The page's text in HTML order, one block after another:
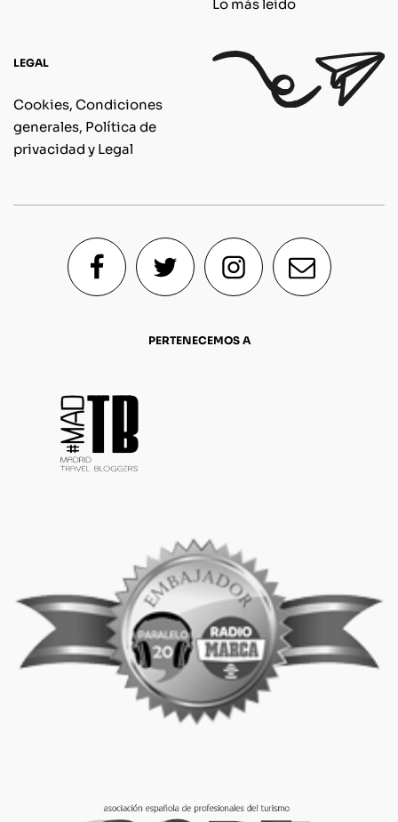
Lo más leído
LEGAL
Cookies, Condiciones
generales, Política de
privacidad y Legal
PERTENECEMOS A